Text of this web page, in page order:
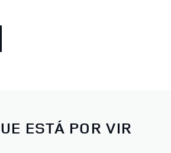
ESTÁ POR VIR